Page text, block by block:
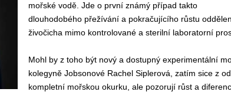
mořské vodě. Jde o první známý případ takto
dlouhodobého přežívání a pokračujícího růstu
živočicha mimo kontrolované a sterilní laboratorní
Mohl by z toho být nový a dostupný experimentální
kolegyně Jobsonové Rachel Siplerová, zatím sice z
kompletní mořskou okurku, ale pozorují růst a